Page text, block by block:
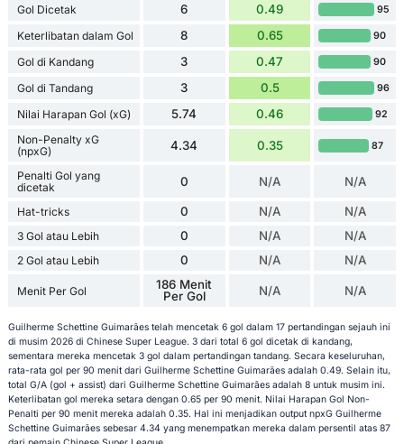
Gol Dicetak
6 0.49 95
Keterlibatan dalam Gol 8 0.65 90
Gol di Kandang 3 0.47 90
Gol di Tandang 3 0.5 96
Nilai Harapan Gol (xG) 5.74 0.46 92
Non-Penalty xG
(npxG)
4.34 0.35 87
Penalti Gol yang
dicetak
0 N/A N/A
Hat-tricks 0 N/A N/A
3 Gol atau Lebih 0 N/A N/A
2 Gol atau Lebih 0 N/A N/A
Menit Per Gol
186 Menit
Per Gol
N/A N/A
Guilherme Schettine Guimarães telah mencetak 6 gol dalam 17 pertandingan sejauh ini
di musim 2026 di Chinese Super League. 3 dari total 6 gol dicetak di kandang,
sementara mereka mencetak 3 gol dalam pertandingan tandang. Secara keseluruhan,
rata-rata gol per 90 menit dari Guilherme Schettine Guimarães adalah 0.49. Selain itu,
total G/A (gol + assist) dari Guilherme Schettine Guimarães adalah 8 untuk musim ini.
Keterlibatan gol mereka setara dengan 0.65 per 90 menit. Nilai Harapan Gol Non-
Penalti per 90 menit mereka adalah 0.35. Hal ini menjadikan output npxG Guilherme
Schettine Guimarães sebesar 4.34 yang menempatkan mereka dalam persentil atas 87